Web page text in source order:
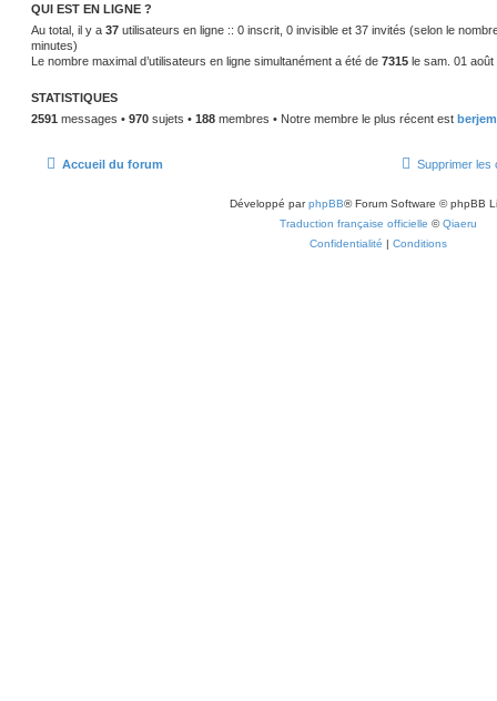
QUI EST EN LIGNE ?
Au total, il y a 37 utilisateurs en ligne :: 0 inscrit, 0 invisible et 37 invités (selon le
minutes)
Le nombre maximal d’utilisateurs en ligne simultanément a été de 7315 le sam. 01 août
STATISTIQUES
2591 messages • 970 sujets • 188 membres • Notre membre le plus récent est
Accueil du forum Supprimer les
Développé parphpBB® Forum Software © phpBB
Traduction française officielle ©Qiaeru
Confidentialité | Conditions